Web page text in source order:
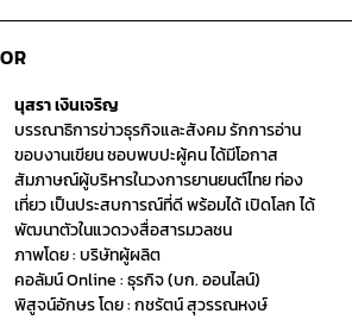
นุสรา เงินเจริญ
บรรณาธิการข่าวธุรกิจและสังคม รักการอ่าน
ขอบงานเขียน ชอบพบปะผู้คน ได้มีโอกาส
สัมภาษณ์ผู้บริหารในวงการยานยนต์ไทย ท่อง
เที่ยว เป็นประสบการณ์ที่ดี พร้อมได้ เปิดโลก ได้
พัฒนาตัวในแวดวงสื่อสารมวลชน
ภาพโดย : บริษัทผู้ผลิต
คอลัมน์ Online : ธุรกิจ (บก. ออนไลน์)
พิสูจน์อักษร โดย : กชรัตน์ สุวรรณหงษ์